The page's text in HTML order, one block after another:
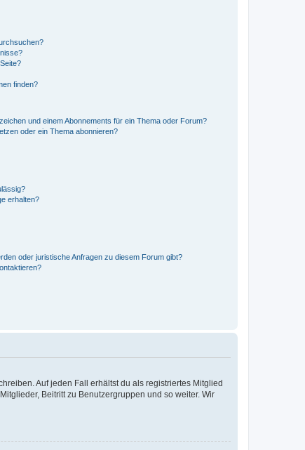
finden?
und einem Abonnements für ein Thema oder Forum?
oder ein Thema abonnieren?
erhalten?
oder juristische Anfragen zu diesem Forum gibt?
Auf jeden Fall erhältst du als registriertes Mitglied
Beitritt zu Benutzergruppen und so weiter. Wir